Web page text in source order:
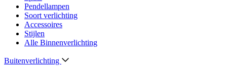
Pendellampen
Soort verlichting
Accessoires
Stijlen
Alle Binnenverlichting
Buitenverlichting